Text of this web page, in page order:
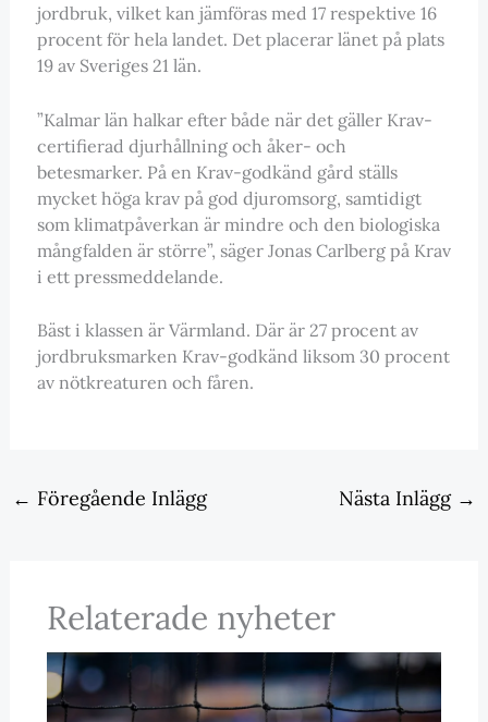
jordbruk, vilket kan jämföras med 17 respektive 16
procent för hela landet. Det placerar länet på plats
19 av Sveriges 21 län.
”Kalmar län halkar efter både när det gäller Krav-
certifierad djurhållning och åker- och
betesmarker. På en Krav-godkänd gård ställs
mycket höga krav på god djuromsorg, samtidigt
som klimatpåverkan är mindre och den biologiska
mångfalden är större”, säger Jonas Carlberg på Krav
i ett pressmeddelande.
Bäst i klassen är Värmland. Där är 27 procent av
jordbruksmarken Krav-godkänd liksom 30 procent
av nötkreaturen och fåren.
← Föregående Inlägg Nästa Inlägg →
Relaterade nyheter